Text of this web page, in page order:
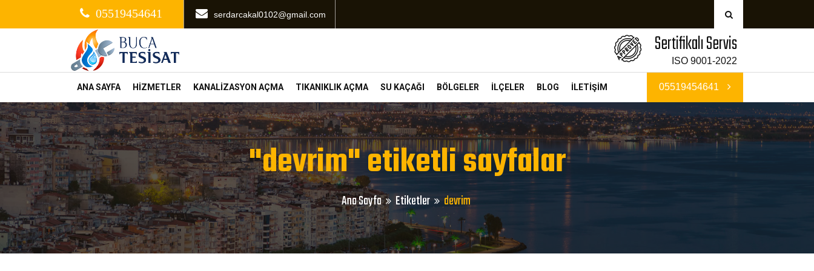
05519454641 serdarcakal0102@gmail.com
Sertifikalı Servis
ISO 9001-2022
ANA SAYFA HİZMETLER KANALİZASYON AÇMA TIKANIKLIK AÇMA SU KAÇAĞI BÖLGELER İLÇELER BLOG İLETİŞİM 05519454641
"devrim" etiketli sayfalar
Ana Sayfa Etiketler devrim